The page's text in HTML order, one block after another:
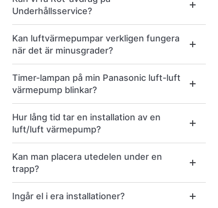
Underhållsservice?
Kan luftvärmepumpar verkligen fungera
när det är minusgrader?
Timer-lampan på min Panasonic luft-luft
värmepump blinkar?
Hur lång tid tar en installation av en
luft/luft värmepump?
Kan man placera utedelen under en
trapp?
Ingår el i era installationer?